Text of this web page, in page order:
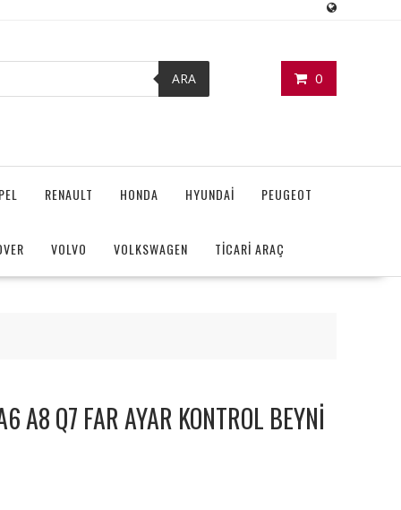
0
ARA
RENAULT HONDA HYUNDAİ PEUGEOT
VOLVO VOLKSWAGEN TİCARİ ARAÇ
Q7 FAR AYAR KONTROL BEYNİ